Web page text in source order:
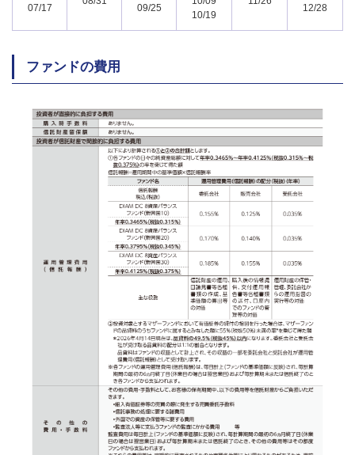
07/17 09/25
10/19
12/28
ファンドの費用